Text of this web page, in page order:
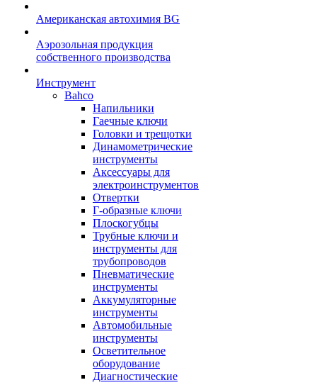
Американская автохимия BG
Аэрозольная продукция
собственного производства
Инструмент
Bahco
Напильники
Гаечные ключи
Головки и трещотки
Динамометрические
инструменты
Аксессуары для
электроинструментов
Отвертки
Г-образные ключи
Плоскогубцы
Трубные ключи и
инструменты для
трубопроводов
Пневматические
инструменты
Аккумуляторные
инструменты
Автомобильные
инструменты
Осветительное
оборудование
Диагностические